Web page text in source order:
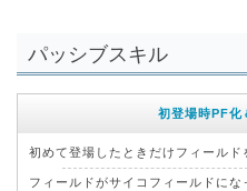
パッシブスキル
初登場時PF化
初めて登場したときだけフィールド
フィールドがサイコフィールドに